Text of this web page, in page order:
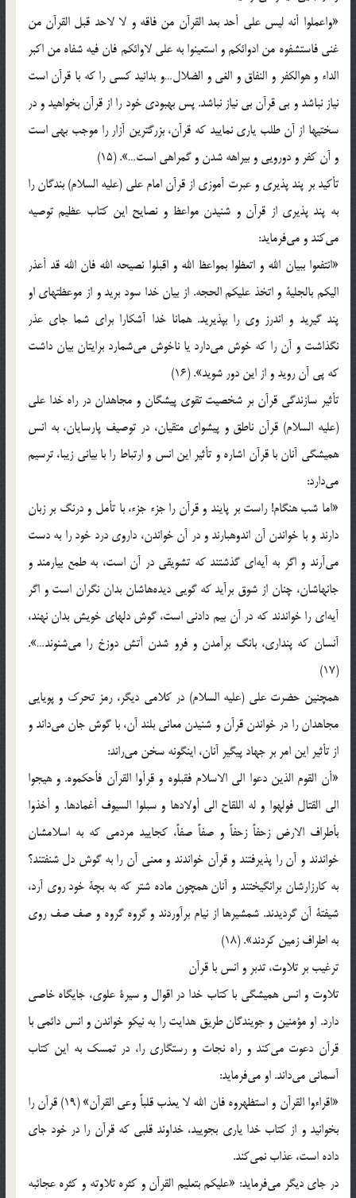
«واعملوا أنه‌ ليس‌ علي‌ أحد بعد القرآن‌ من‌ فاقه‌ و لا لاحد قبل‌ القرآن‌ من‌
غني‌ فاستشفوه‌ من‌ ادوائكم‌ و استعينوا به‌ علي‌ لاوائكم‌ فان‌ فيه‌ شفاه‌ من‌ اكبر
الداء و هوالكفر و النفاق‌ و الغي‌ و الضلال‌…و بدانيد كسي‌ را كه‌ با قرآن‌ است‌
نياز نباشد و بي‌ قرآن‌ بي‌ نياز نباشد. پس‌ بهبودي‌ خود را از قرآن‌ بخواهيد و در
سختيها از آن‌ طلب‌ ياري‌ نماييد كه‌ قرآن‌، بزرگترين‌ آزار را موجب‌ بهي‌ است‌
و آن‌ كفر و دورويي‌ و بيراهه‌ شدن‌ و گمراهي‌ است‌…». (15)
تأكيد بر پند پذيري‌ و عبرت‌ آموزي‌ از قرآن‌ امام‌ علي‌ (علیه السلام) بندگان‌ را
به‌ پند پذيري‌ از قرآن‌ و شنيدن‌ مواعظ‌ و نصايح‌ اين‌ كتاب‌ عظيم‌ توصيه‌
مي‌كند و مي‌فرمايد:
«انتفعوا ببيان‌ الله‌ و اتعظوا بمواعظ‌ الله‌ و اقبلوا نصيحه‌ الله‌ فان‌ الله‌ قد أعذر
اليكم‌ بالجلية‌ و اتخذ عليكم‌ الحجه‌. از بيان‌ خدا سود بريد و از موعظتهاي‌ او
پند گيريد و اندرز وي‌ را بپذيريد. همانا خدا آشكارا براي‌ شما جاي‌ عذر
نگذاشت‌ و آن‌ را كه‌ خوش‌ مي‌دارد يا ناخوش‌ مي‌شمارد برايتان‌ بيان‌ داشت‌
كه‌ پي‌ آن‌ رويد و از اين‌ دور شويد». (16)
تأثير سازندگي‌ قرآن‌ بر شخصيت‌ تقوي‌ پيشگان‌ و مجاهدان‌ در راه‌ خدا علي‌
(علیه السلام) قرآن‌ ناطق‌ و پيشواي‌ متقيان‌، در توصيف‌ پارسايان‌، به‌ انس‌
هميشگي‌ آنان‌ با قرآن‌ اشاره‌ و تأثير اين‌ انس‌ و ارتباط‌ را با بياني‌ زيبا، ترسيم‌
مي‌دارد:
«اما شب‌ هنگام‌! راست‌ بر پايند و قرآن‌ را جزء جزء، با تأمل‌ و درنگ‌ بر زبان‌
دارند و با خواندن‌ آن‌ اندوهبارند و در آن‌ خواندن‌، داروي‌ درد خود را به‌ دست‌
مي‌آرند و اگر به‌ آيه‌اي‌ گذشتند كه‌ تشويقي‌ در آن‌ است‌، به‌ طمع‌ بيارمند و
جانهاشان‌، چنان‌ از شوق‌ برآيد كه‌ گويي‌ ديده‌هاشان‌ بدان‌ نگران‌ است‌ و اگر
آيه‌اي‌ را خواندند كه‌ در آن‌ بيم‌ دادني‌ است‌، گوش‌ دلهاي‌ خويش‌ بدان‌ نهند،
آنسان‌ كه‌ پنداري‌، بانگ‌ برآمدن‌ و فرو شدن‌ آتش‌ دوزخ‌ را مي‌شنوند…».
(17)
همچنين‌ حضرت‌ علي‌ (علیه السلام) در كلامي‌ ديگر، رمز تحرك‌ و پويايي‌
مجاهدان‌ را در خواندن‌ قرآن‌ و شنيدن‌ معاني‌ بلند آن‌، با گوش‌ جان‌ مي‌داند و
از تأثير اين‌ امر بر جهاد پيگير آنان‌، اينگونه‌ سخن‌ مي‌راند:
«أن‌ القوم‌ الذين‌ دعوا الي‌ الاسلام‌ فقبلوه‌ و قرأوا القرآن‌ فأحكموه‌. و هيجوا
الي‌ القتال‌ فولهوا و له‌ اللقاح‌ الي‌ أولادها و سبلوا السيوف‌ أغمادها. و أخذوا
بأطراف‌ الارض‌ زحفاً زحفاً و صفاً صفاً، كجاييد مردمي‌ كه‌ به‌ اسلامشان‌
خواندند و آن‌ را پذيرفتند و قرآن‌ خواندند و معني‌ آن‌ را به‌ گوش‌ دل‌ شنفتند؟
به‌ كارزارشان‌ برانگيختند و آنان‌ همچون‌ ماده‌ شتر كه‌ به‌ بچة‌ خود روي‌ آرد،
شيفتة‌ آن‌ گرديدند. شمشيرها از نيام‌ برآوردند و گروه‌ گروه‌ و صف‌ صف‌ روي‌
به‌ اطراف‌ زمين‌ كردند». (18)
ترغيب‌ بر تلاوت‌، تدبر و انس‌ با قرآن‌
تلاوت‌ و انس‌ هميشگي‌ با كتاب‌ خدا در اقوال‌ و سيرة‌ علوي‌، جايگاه‌ خاصي‌
دارد. او مؤمنين‌ و جويندگان‌ طريق‌ هدايت‌ را به‌ نيكو خواندن‌ و انس‌ دائمي‌ با
قرآن‌ دعوت‌ مي‌كند و راه‌ نجات‌ و رستگاري‌ را، در تمسك‌ به‌ اين‌ كتاب‌
آسماني‌ مي‌داند. او مي‌فرمايد:
«اقراءوا القرآن‌ و استظهروه‌ فان‌ الله‌ لا يعذب‌ قلباً وعي‌ القرآن‌» (19) قرآن‌ را
بخوانيد و از كتاب‌ خدا ياري‌ بجوييد، خداوند قلبي‌ كه‌ قرآن‌ را در خود جاي‌
داده‌ است‌، عذاب‌ نمي‌كند.
در جاي‌ ديگر مي‌فرمايد: «عليكم‌ بتعليم‌ القرآن‌ و كثره‌ تلاوته‌ و كثره‌ عجائبه‌